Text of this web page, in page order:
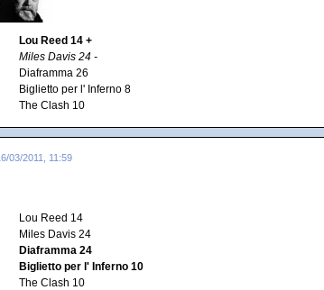
Lou Reed 14 +
Miles Davis 24 -
Diaframma 26
Biglietto per l' Inferno 8
The Clash 10
03/2011, 11:59
Lou Reed 14
Miles Davis 24
Diaframma 24
Biglietto per l' Inferno 10
The Clash 10